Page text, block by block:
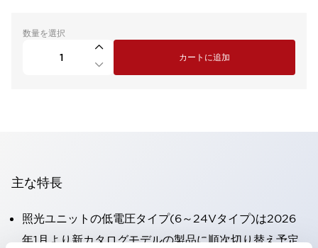
数量を選択
カートに追加
主な特長
照光ユニットの低電圧タイプ(6～24Vタイプ)は2026
年1月より新カタログモデルの製品に順次切り替え予定